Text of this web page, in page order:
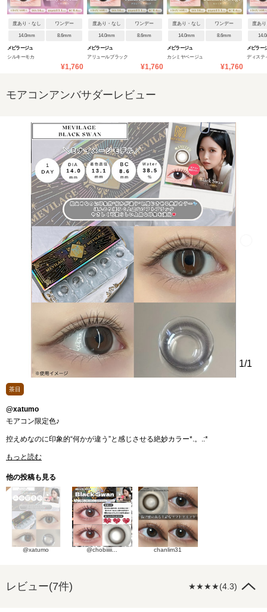
度あり・なし ワンデー
14.0mm 8.6mm
メビラージュ
シルキーモカ
¥1,760
度あり・なし ワンデー
14.0mm 8.6mm
メビラージュ
アリュールブラック
¥1,760
度あり・なし ワンデー
14.0mm 8.6mm
メビラージュ
カシミヤベージュ
¥1,760
度あ
メビラー
ディステ
モアコンアンバサダーレビュー
1/1
茶目
@xatumo
モアコン限定色♪
控えめなのに印象的“何かが違う”と感じさせる絶妙カラー*.。.:*
もっと読む
他の投稿も見る
@xatumo @chobiiiii... chanlim31
レビュー(7件) ★★★★(4.3)